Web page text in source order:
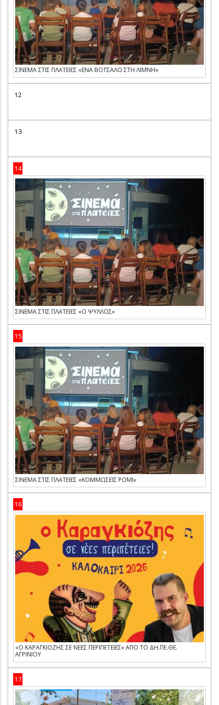
ΣΙΝΕΜΑ ΣΤΙΣ ΠΛΑΤΕΙΕΣ «ΕΝΑ ΒΟΤΣΑΛΟ ΣΤΗ ΛΙΜΝΗ»
12
13
14
ΣΙΝΕΜΑ ΣΤΙΣ ΠΛΑΤΕΙΕΣ «Ο ΨΥΛΛΟΣ»
15
ΣΙΝΕΜΑ ΣΤΙΣ ΠΛΑΤΕΙΕΣ «ΚΟΜΜΩΣΕΙΣ ΡΟΜΙ»
16
«Ο ΚΑΡΑΓΚΙΟΖΗΣ ΣΕ ΝΕΕΣ ΠΕΡΙΠΕΤΕΙΕΣ» ΑΠΟ ΤΟ ΔΗ.ΠΕ.ΘΕ.
ΑΓΡΙΝΙΟΥ
17